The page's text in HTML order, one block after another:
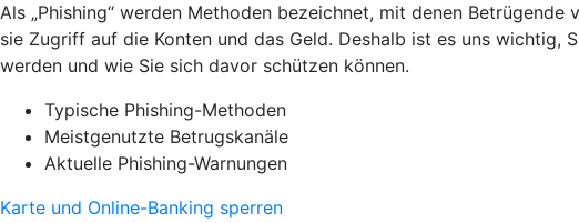
Als „Phishing“ werden Methoden bezeichnet, mit denen
sie Zugriff auf die Konten und das Geld. Deshalb ist es uns
werden und wie Sie sich davor schützen können.
Typische Phishing-Methoden
Meistgenutzte Betrugskanäle
Aktuelle Phishing-Warnungen
Karte und Online-Banking sperren